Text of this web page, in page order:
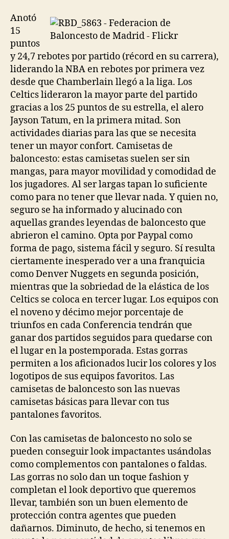
Anotó
15
puntos
y 24,7 rebotes por partido (récord en su carrera),
liderando la NBA en rebotes por primera vez
desde que Chamberlain llegó a la liga. Los
Celtics lideraron la mayor parte del partido
gracias a los 25 puntos de su estrella, el alero
Jayson Tatum, en la primera mitad. Son
actividades diarias para las que se necesita
tener un mayor confort. Camisetas de
baloncesto: estas camisetas suelen ser sin
mangas, para mayor movilidad y comodidad de
los jugadores. Al ser largas tapan lo suficiente
como para no tener que llevar nada. Y quien no,
seguro se ha informado y alucinado con
aquellas grandes leyendas de baloncesto que
abrieron el camino. Opta por Paypal como
forma de pago, sistema fácil y seguro. Sí resulta
ciertamente inesperado ver a una franquicia
como Denver Nuggets en segunda posición,
mientras que la sobriedad de la elástica de los
Celtics se coloca en tercer lugar. Los equipos con
el noveno y décimo mejor porcentaje de
triunfos en cada Conferencia tendrán que
ganar dos partidos seguidos para quedarse con
el lugar en la postemporada. Estas gorras
permiten a los aficionados lucir los colores y los
logotipos de sus equipos favoritos. Las
camisetas de baloncesto son las nuevas
camisetas básicas para llevar con tus
pantalones favoritos.
Con las camisetas de baloncesto no solo se
pueden conseguir look impactantes usándolas
como complementos con pantalones o faldas.
Las gorras no solo dan un toque fashion y
completan el look deportivo que queremos
llevar, también son un buen elemento de
protección contra agentes que pueden
dañarnos. Diminuto, de hecho, si tenemos en